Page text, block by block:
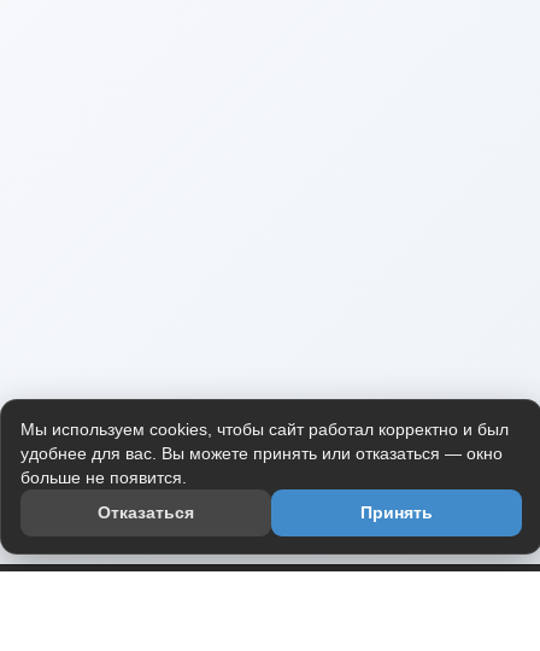
Мы используем cookies, чтобы сайт работал корректно и был
удобнее для вас. Вы можете принять или отказаться — окно
больше не появится.
Отказаться
Принять